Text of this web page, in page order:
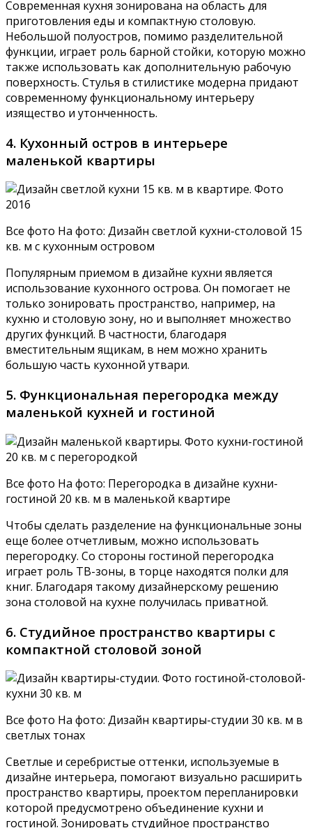
Современная кухня зонирована на область для
приготовления еды и компактную столовую.
Небольшой полуостров, помимо разделительной
функции, играет роль барной стойки, которую можно
также использовать как дополнительную рабочую
поверхность. Стулья в стилистике модерна придают
современному функциональному интерьеру
изящество и утонченность.
4. Кухонный остров в интерьере
маленькой квартиры
Все фото На фото: Дизайн светлой кухни-столовой 15
кв. м с кухонным островом
Популярным приемом в дизайне кухни является
использование кухонного острова. Он помогает не
только зонировать пространство, например, на
кухню и столовую зону, но и выполняет множество
других функций. В частности, благодаря
вместительным ящикам, в нем можно хранить
большую часть кухонной утвари.
5. Функциональная перегородка между
маленькой кухней и гостиной
Все фото На фото: Перегородка в дизайне кухни-
гостиной 20 кв. м в маленькой квартире
Чтобы сделать разделение на функциональные зоны
еще более отчетливым, можно использовать
перегородку. Со стороны гостиной перегородка
играет роль ТВ-зоны, в торце находятся полки для
книг. Благодаря такому дизайнерскому решению
зона столовой на кухне получилась приватной.
6. Студийное пространство квартиры с
компактной столовой зоной
Все фото На фото: Дизайн квартиры-студии 30 кв. м в
светлых тонах
Светлые и серебристые оттенки, используемые в
дизайне интерьера, помогают визуально расширить
пространство квартиры, проектом перепланировки
которой предусмотрено объединение кухни и
гостиной. Зонировать студийное пространство